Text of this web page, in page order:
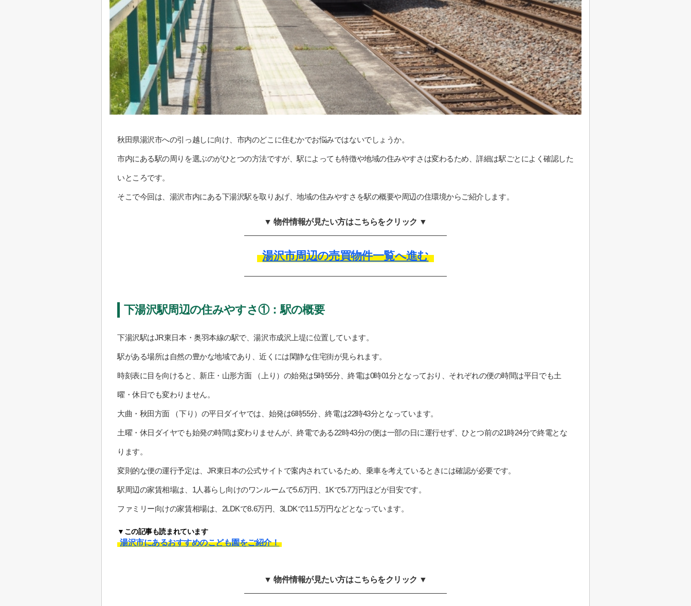
秋田県湯沢市への引っ越しに向け、市内のどこに住むかでお悩みではないでしょうか。
市内にある駅の周りを選ぶのがひとつの方法ですが、駅によっても特徴や地域の住みやすさは変わるため、詳細は駅ごとによく確認した
いところです。
そこで今回は、湯沢市内にある下湯沢駅を取りあげ、地域の住みやすさを駅の概要や周辺の住環境からご紹介します。
▼ 物件情報が見たい方はこちらをクリック ▼
湯沢市周辺の売買物件一覧へ進む
下湯沢駅周辺の住みやすさ①：駅の概要
下湯沢駅はJR東日本・奥羽本線の駅で、湯沢市成沢上堤に位置しています。
駅がある場所は自然の豊かな地域であり、近くには閑静な住宅街が見られます。
時刻表に目を向けると、新庄・山形方面 （上り）の始発は5時55分、終電は0時01分となっており、それぞれの便の時間は平日でも土
曜・休日でも変わりません。
大曲・秋田方面 （下り）の平日ダイヤでは、始発は6時55分、終電は22時43分となっています。
土曜・休日ダイヤでも始発の時間は変わりませんが、終電である22時43分の便は一部の日に運行せず、ひとつ前の21時24分で終電とな
ります。
変則的な便の運行予定は、JR東日本の公式サイトで案内されているため、乗車を考えているときには確認が必要です。
駅周辺の家賃相場は、1人暮らし向けのワンルームで5.6万円、1Kで5.7万円ほどが目安です。
ファミリー向けの家賃相場は、2LDKで8.6万円、3LDKで11.5万円などとなっています。
▼この記事も読まれています
湯沢市にあるおすすめのこども園をご紹介！
▼ 物件情報が見たい方はこちらをクリック ▼